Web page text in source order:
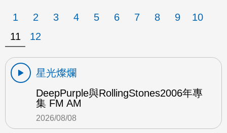
1 2 3 4 5 6 7 8 9
10
11
12
星光燦爛
DeepPurple與RollingStones2006年專
集 FM AM
2026/08/08